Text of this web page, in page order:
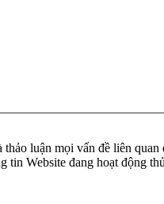
luận mọi vấn đề liên quan
tin Website đang hoạt động